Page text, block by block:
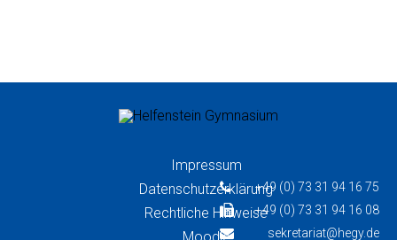
+49 (0) 73 31 94 16 75
+49 (0) 73 31 94 16 08
sekretariat@hegy.de
Impressum
Datenschutzerklärung
Rechtliche Hinweise
Moodle